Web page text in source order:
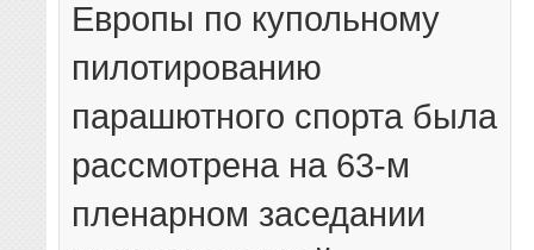
Европы по купольному
пилотированию
парашютного спорта была
рассмотрена на 63-м
пленарном заседании